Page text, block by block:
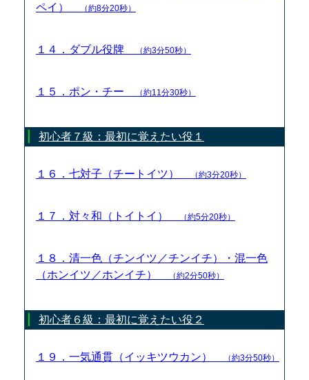
ペイ）
（約8分20秒）
１４．ダブル役牌 （約3分50秒）
１５．ポン・チー （約11分30秒）
初心者７級：最初に覚えたい役１
１６．七対子（チートイツ） （約3分20秒）
１７．対々和（トイトイ） （約5分20秒）
１８．清一色（チンイツ／チンイチ）・混一色
（ホンイツ／ホンイチ）
（約2分50秒）
初心者６級：最初に覚えたい役２
１９．一気通貫（イッキツウカン） （約3分50秒）